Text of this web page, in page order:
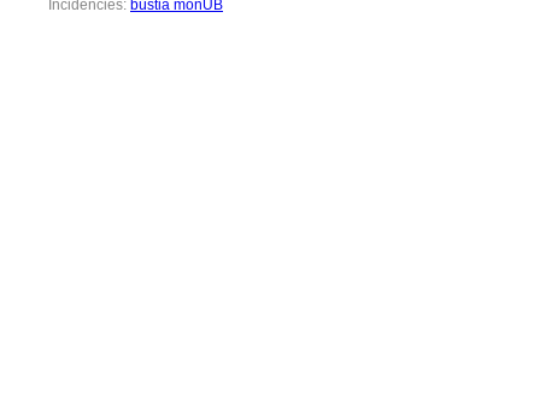
Incidències: bústia mónUB